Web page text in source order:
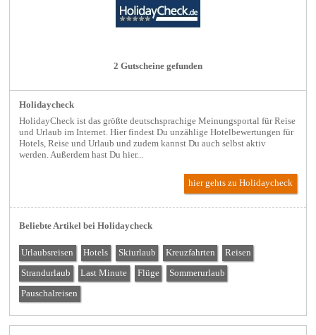
2 Gutscheine gefunden
Holidaycheck
HolidayCheck ist das größte deutschsprachige Meinungsportal für Reise
und Urlaub im Internet. Hier findest Du unzählige Hotelbewertungen für
Hotels, Reise und Urlaub und zudem kannst Du auch selbst aktiv
werden. Außerdem hast Du hier...
hier gehts zu Holidaycheck
Beliebte Artikel bei Holidaycheck
Urlaubsreisen Hotels Skiurlaub Kreuzfahrten Reisen
Strandurlaub Last Minute Flüge Sommerurlaub
Pauschalreisen